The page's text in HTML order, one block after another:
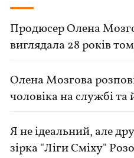
Продюсер Олена
виглядала 28 років
Олена Мозгова
чоловіка на службі та
Я не ідеальний, але
зірка "Ліги Сміху"